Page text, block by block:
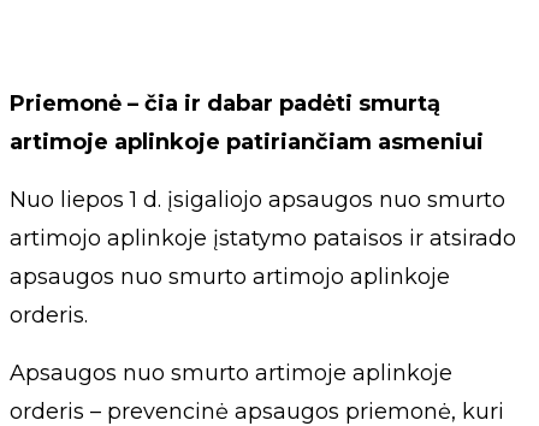
Priemonė – čia ir dabar padėti smurtą
artimoje aplinkoje patiriančiam asmeniui
Nuo liepos 1 d. įsigaliojo apsaugos nuo smurto
artimojo aplinkoje įstatymo pataisos ir atsirado
apsaugos nuo smurto artimojo aplinkoje
orderis.
Apsaugos nuo smurto artimoje aplinkoje
orderis – prevencinė apsaugos priemonė, kuri